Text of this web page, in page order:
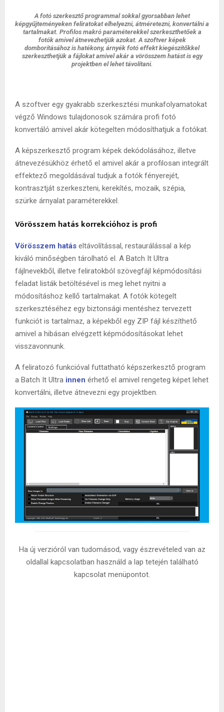
A fotó szerkesztő programmal sokkal gyorsabban lehet
képgyűjteményeken feliratokat elhelyezni, átméretezni, konvertálni a
tartalmakat. Profilos makró paraméterekkel szerkeszthetőek a
fotók amivel átnevezhetjük azokat. A szoftver képek
domborításához is hatékony, árnyék fotó effekt kiegészítőkkel
szerkeszthetjük a fájlokat amivel akár a vörösszem hatást is egy
projektben el lehet távolítani.
A szoftver egy gyakrabb szerkesztési munkafolyamatokat
végző Windows tulajdonosok számára profi fotó
konvertáló amivel akár kötegelten módosíthatjuk a fotókat.
A képszerkesztő program képek dekódolásához, illetve
átnevezésükhöz érhető el amivel akár a profilosan integrált
effektező megoldásával tudjuk a fotók fényerejét,
kontrasztját szerkeszteni, kerekítés, mozaik, szépia,
szürke árnyalat paraméterekkel.
Vörösszem hatás korrekcióhoz is profi
Vörösszem hatás eltávolítással, restaurálással a kép
kiváló minőségben tárolható el. A Batch It Ultra
fájlnevekből, illetve feliratokból szövegfájl képmódosítási
feladat listák betöltésével is meg lehet nyitni a
módosításhoz kellő tartalmakat. A fotók kötegelt
szerkesztéséhez egy biztonsági mentéshez tervezett
funkciót is tartalmaz, a képekből egy ZIP fájl készíthető
amivel a hibásan elvégzett képmódosításokat lehet
visszavonnunk.
A feliratozó funkcióval futtatható képszerkesztő program
a Batch It Ultra innen érhető el amivel rengeteg képet lehet
konvertálni, illetve átnevezni egy projektben.
Ha új verzióról van tudomásod, vagy észrevételed van az
oldallal kapcsolatban használd a lap tetején található
kapcsolat menüpontot.